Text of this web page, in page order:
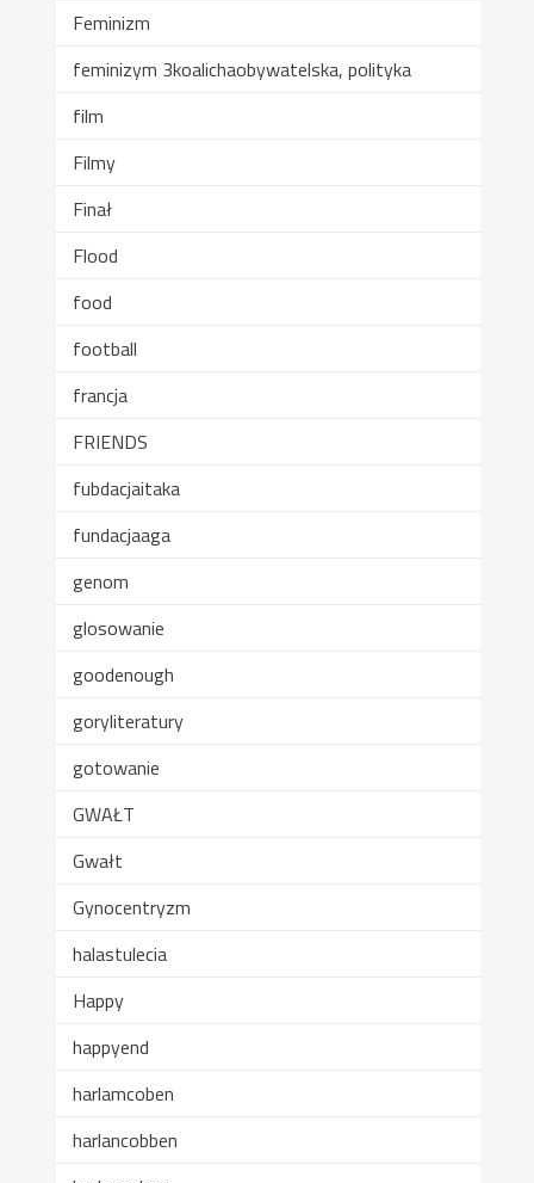
Feminizm
feminizym 3koalichaobywatelska, polityka
film
Filmy
Finał
Flood
food
football
francja
FRIENDS
fubdacjaitaka
fundacjaaga
genom
glosowanie
goodenough
goryliteratury
gotowanie
GWAŁT
Gwałt
Gynocentryzm
halastulecia
Happy
happyend
harlamcoben
harlancobben